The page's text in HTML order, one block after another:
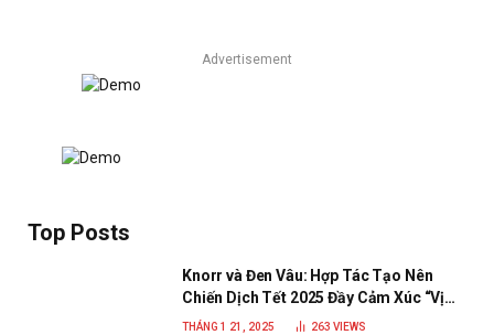
Advertisement
Top Posts
Knorr và Đen Vâu: Hợp Tác Tạo Nên
Chiến Dịch Tết 2025 Đầy Cảm Xúc “Vị
Nhà”
THÁNG 1 21, 2025 263 VIEWS